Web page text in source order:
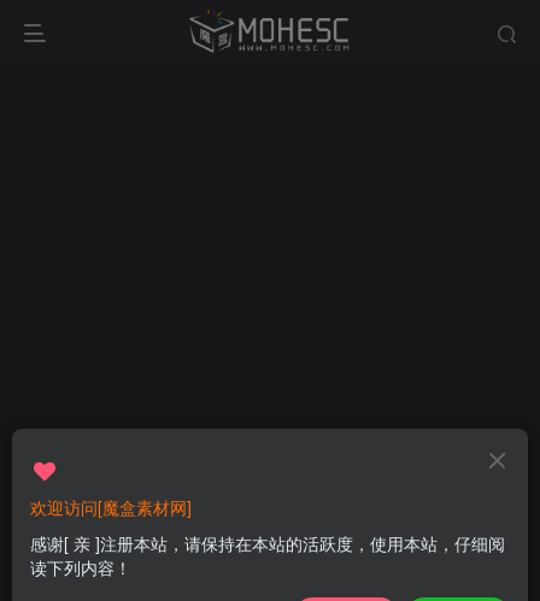
欢迎访问[魔盒素材网]
感谢[ 亲 ]注册本站，请保持在本站的活跃度，使用本站，仔细阅
读下列内容！